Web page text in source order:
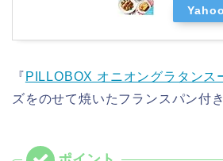
『 PILLOBOX オニオングラタンス
ズをのせて焼いたフランスパン付